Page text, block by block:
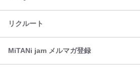
リクルート
MiTANi jam メルマガ登録